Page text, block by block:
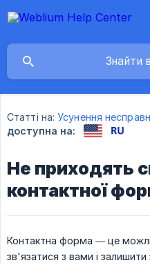
Статті на: Усунення
доступна на:
Не приходять
контактної
Контактна форма — це
зв'язатися з вами і